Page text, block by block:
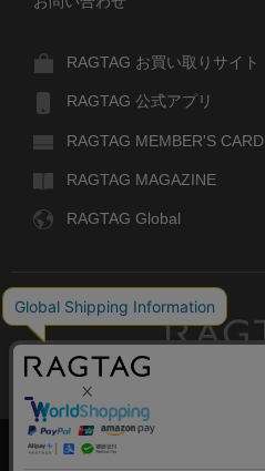
RAGTAG お買い取りサイト
RAGTAG 公式アプリ
RAGTAG MEMBER'S CARD
RAGTAG MAGAZINE
RAGTAG Global
デザイナーズブランドのユ